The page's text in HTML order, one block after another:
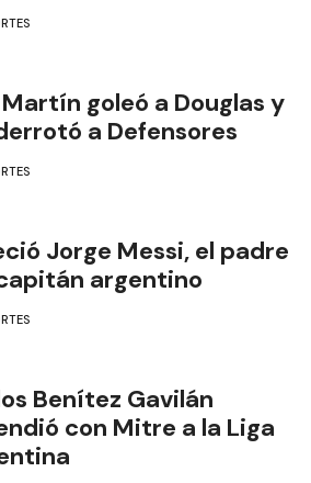
Martín goleó a Douglas y
a Defensores
Jorge Messi, el padre
argentino
Benítez Gavilán
con Mitre a la Liga